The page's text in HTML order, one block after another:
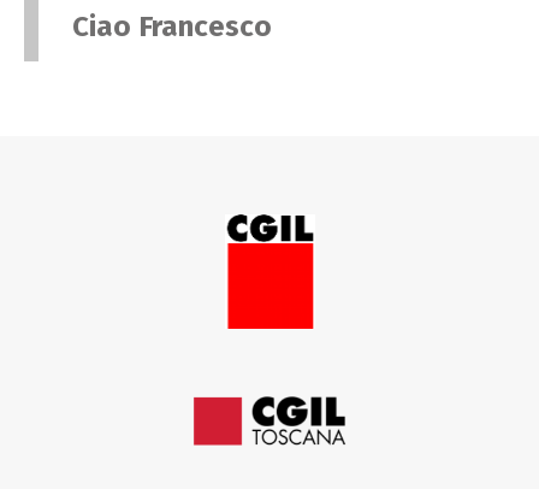
Ciao Francesco